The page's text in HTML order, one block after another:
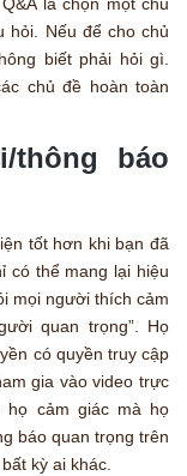
hỏi. Nếu để cho chủ
biết phải hỏi gì.
chủ đề hoàn toàn
thông báo
tốt hơn khi bạn đã
có thể mang lại hiệu
mọi người thích cảm
quan trọng”. Họ
có quyền truy cập
gia vào video trực
họ cảm giác mà họ
báo quan trọng trên
kỳ ai khác.